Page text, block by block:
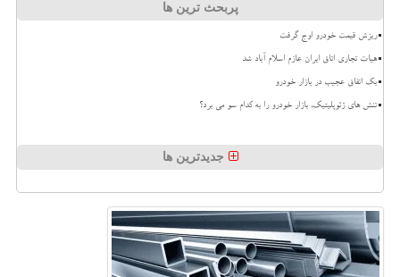
پربحث ترین ها
ریزش قیمت خودرو اوج گرفت
هیات تجاری اتاق ایران عازم اسلام آباد شد
بک اتفاق عجیب در بازار خودرو
تنش های ژئوپلیتیک، بازار خودرو را به کدام سو می برد؟
جدیدترین ها